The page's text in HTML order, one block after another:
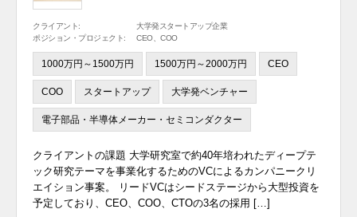
クライアント:
大学発スタートアップ企業
ポジション・プロジェクト:
CEO、COO
1000万円～1500万円 1500万円～2000万円 CEO
COO スタートアップ 大学発ベンチャー
電子部品・半導体メーカー・セミコンダクター
クライアントの課題 大学研究室で約40年培われたディープテ
ック研究テーマを事業化するためのVCによるカンパニークリ
エイション事案。 リードVCはシードステージから大型投資を
予定しており、CEO、COO、CTOの3名の採用 […]